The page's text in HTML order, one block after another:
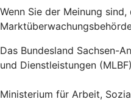
Wenn Sie der Meinung
Das Bundesland Sachsen-
und Dienstleistungen
Ministerium für Arbeit,